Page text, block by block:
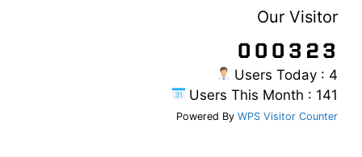
Our Visitor
Users Today : 4
Users This Month : 141
Powered By WPS Visitor Counter